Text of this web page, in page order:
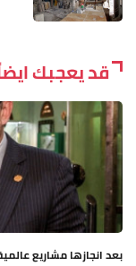
قد يعجبك
بعد انجازها مشاريع